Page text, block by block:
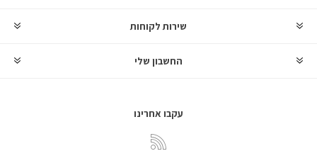
שירות לקוחות
החשבון שלי
עקבו אחרינו